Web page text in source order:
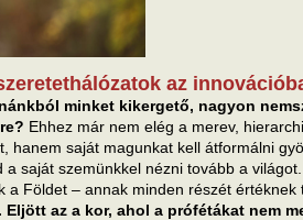
az
minket kikergető, nagyon
Ehhez már nem elég a merev,
hanem saját magunkat kell átformálni
a saját szemünkkel nézni tovább a
a Földet – annak minden részét
Eljött az a kor, ahol a prófétákat nem